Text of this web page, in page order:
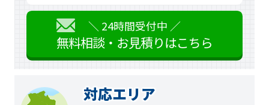
＼ 24時間受付中 ／
無料相談・お見積りはこちら
対応エリア